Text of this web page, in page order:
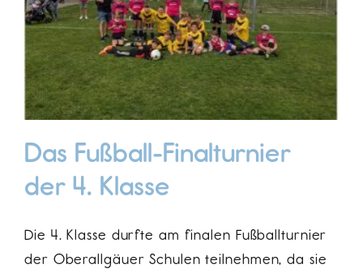
Das Fußball-Finalturnier
der 4. Klasse
Die 4. Klasse durfte am finalen Fußballturnier
der Oberallgäuer Schulen teilnehmen, da sie